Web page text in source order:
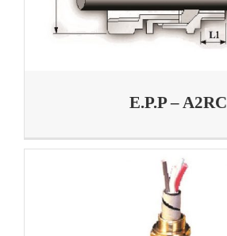
E.P.P – A2RC